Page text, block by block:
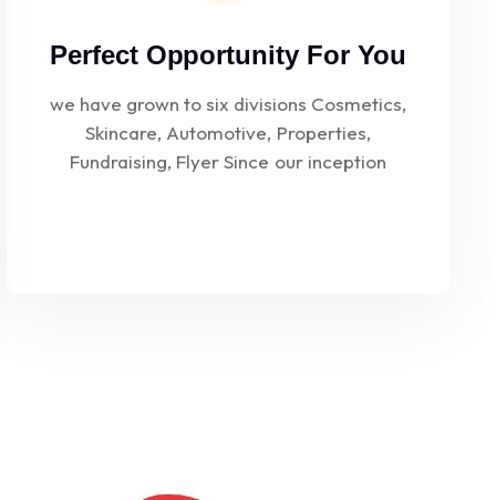
Perfect Opportunity For You
we have grown to six divisions Cosmetics,
Skincare, Automotive, Properties,
Fundraising, Flyer Since our inception